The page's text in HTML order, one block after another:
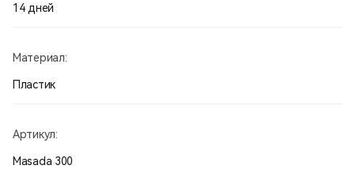
14 дней
Материал:
Пластик
Артикул:
Masada 300